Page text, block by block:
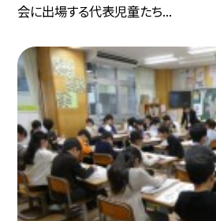
会に出場する代表児童たち...